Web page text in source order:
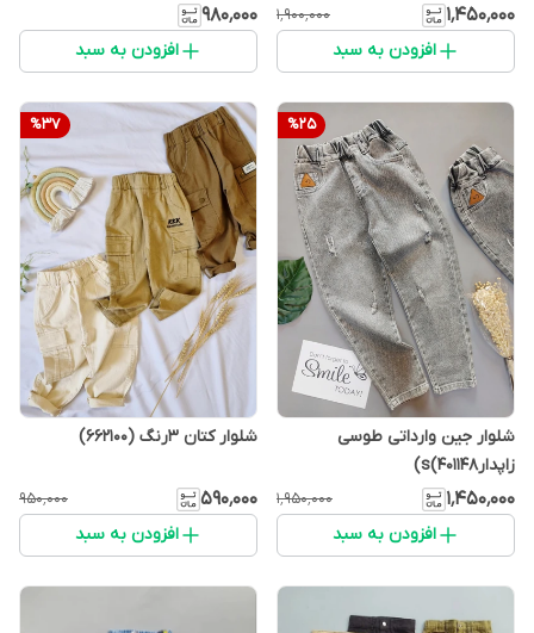
۱٬۴۵۰٬۰۰۰ ۱٬۹۰۰٬۰۰۰
افزودن به سبد
۹۸۰٬۰۰۰
افزودن به سبد
%25
شلوار جین وارداتی طوسی
زاپدارs(401148)
۱٬۴۵۰٬۰۰۰ ۱٬۹۵۰٬۰۰۰
افزودن به سبد
%37
شلوار کتان 3رنگ (662100)
۵۹۰٬۰۰۰ ۹۵۰٬۰۰۰
افزودن به سبد